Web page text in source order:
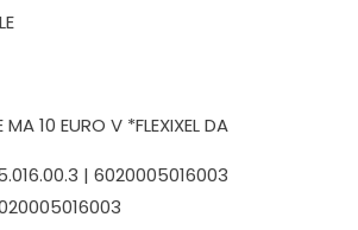
10 EURO V *FLEXIXEL DA
| 6020005016003